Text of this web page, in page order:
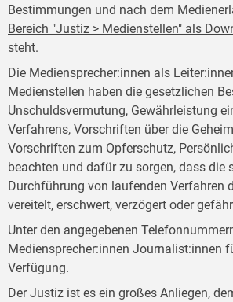
Bestimmungen und nach dem
Bereich "Justiz > Medienstellen" als
steht.
Die Mediensprecher:innen als
Medienstellen haben die gesetzlichen
Unschuldsvermutung, Gewährleistung
Verfahrens, Vorschriften über die
Vorschriften zum Opferschutz,
beachten und dafür zu sorgen, dass die
Durchführung von laufenden Verfahren
vereitelt, erschwert, verzögert oder
Unter den angegebenen
Mediensprecher:innen Journalist:innen
Verfügung.
Der Justiz ist es ein großes Anliegen,